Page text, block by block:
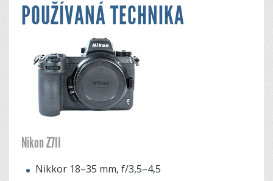
POUŽÍVANÁ TECHNIKA
Nikon Z7II
Nikkor 18–35 mm, f/3,5–4,5